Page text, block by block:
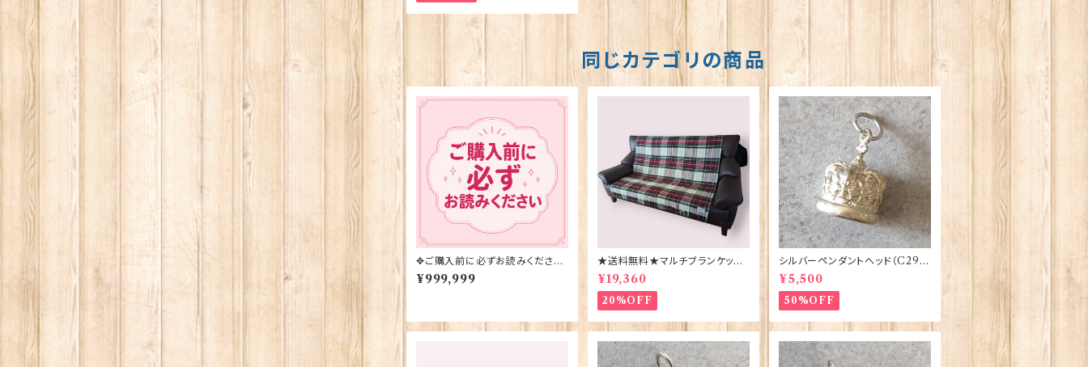
同じカテゴリの商品
✥ご購入前に必ずお読みください
✥
¥999,999
★送料無料★マルチブランケット
【DRESS STEWART】Bronte b
y Moon 00185-B
¥19,360
20%OFF
シルバーペンダントヘッド（C291）
王冠 ORTAK 70165
¥5,500
50%OFF